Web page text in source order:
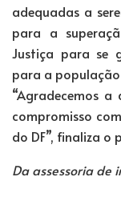
adequadas a
para a
Justiça para se
para a
“Agradecemos
compromisso
do DF”, finaliza o
Da assessoria de